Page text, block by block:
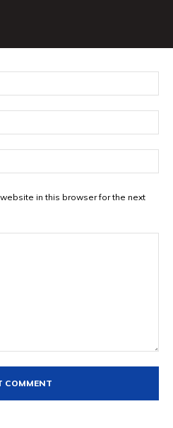
in this browser for the next